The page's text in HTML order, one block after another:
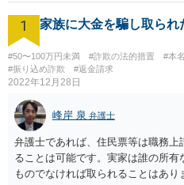
1 家族に大金を騙し取られ
#50〜100万円未満 #詐欺の法的措置
#本
#振り込め詐欺
#返金請求
2022年12月28日
峰岸 泉 弁護士
弁護士であれば、住民票等は職務
ることは可能です。実家は誰の所
ものでなければ取られることはあ